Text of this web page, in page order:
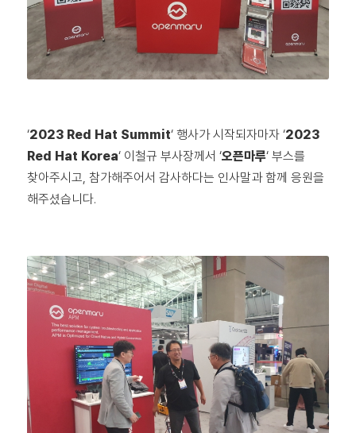
‘2023 Red Hat Summit‘ 행사가 시작되자마자 ‘2023
Red Hat Korea‘ 이철규 부사장께서 ‘오픈마루‘ 부스를
찾아주시고, 참가해주어서 감사하다는 인사말과 함께 응원을
해주셨습니다.